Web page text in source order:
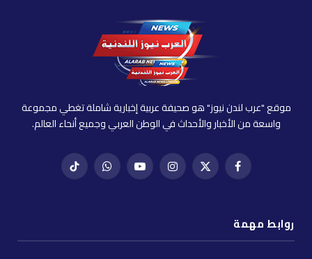
موقع "عرب لندن نيوز" هو صحيفة عربية إخبارية شاملة تغطي مجموعة
واسعة من الأخبار والأحداث في الوطن العربي وجميع أنحاء العالم.
فيسبوكX
إنستغراميوتيوب واتساب تيك
روابط مهمة